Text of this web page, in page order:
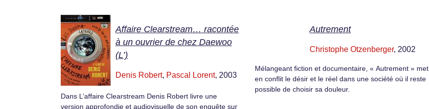
Affaire Clearstream… racontée
à un ouvrier de chez Daewoo
(L’)
Denis Robert, Pascal Lorent, 2003
Dans L’affaire Clearstream Denis Robert livre une
version approfondie et audiovisuelle de son enquête sur
Autrement
Christophe Otzenberger, 2002
Mélangeant fiction et documentaire, « Autrement » met
en conflit le désir et le réel dans une société où il reste
possible de choisir sa douleur.